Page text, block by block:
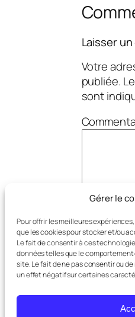
Gérer le
Pour offrir les meilleures
que les cookies pour stocker et/ou
Le fait de consentir à ces
données telles que le comportement
site. Le fait de ne pas consentir ou
un effet négatif sur certaines
Laisser
Votre
publiée.
sont
Nom*
E-mail*
Site web